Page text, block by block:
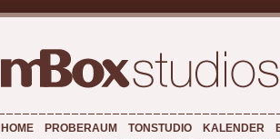
HOME PROBERAUM TONSTUDIO KALENDER